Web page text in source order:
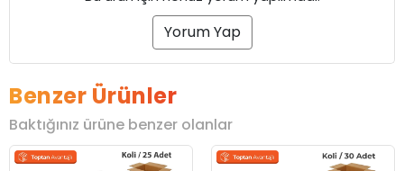
Yorum Yap
Benzer Ürünler
Baktığınız ürüne benzer olanlar